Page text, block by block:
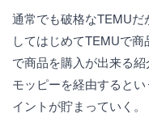
通常でも破格なTEMU
してはじめてTEMUで
で商品を購入が出来る紹
モッピーを経由すると
イントが貯まっていく。